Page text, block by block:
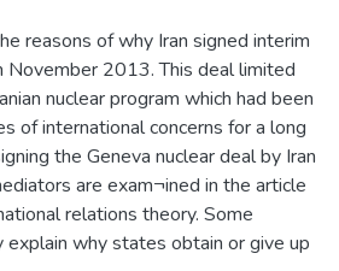
reasons of why Iran signed interim
November 2013. This deal limited
nuclear program which had been
of international concerns for a long
the Geneva nuclear deal by Iran
are exam¬ined in the article
relations theory. Some
why states obtain or give up